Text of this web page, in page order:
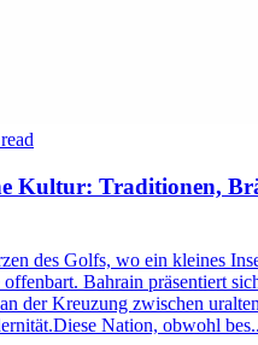
Kultur: Traditionen,
des Golfs, wo ein kleines
offenbart. Bahrain präsentiert
der Kreuzung zwischen
Nation, obwohl